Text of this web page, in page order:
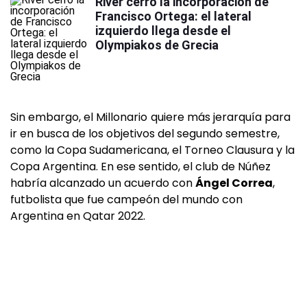
Francisco Ortega: el lateral
izquierdo llega desde el
Olympiakos de Grecia
Sin embargo, el Millonario quiere más jerarquía para
ir en busca de los objetivos del segundo semestre,
como la Copa Sudamericana, el Torneo Clausura y la
Copa Argentina. En ese sentido, el club de Núñez
habría alcanzado un acuerdo conÁngel Correa,
futbolista que fue campeón del mundo con
Argentina en Qatar 2022.